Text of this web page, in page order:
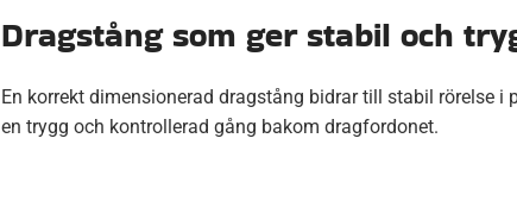
Dragstång som ger stabil och
En korrekt dimensionerad dragstång bidrar till stabil rörelse i
en trygg och kontrollerad gång bakom dragfordonet.